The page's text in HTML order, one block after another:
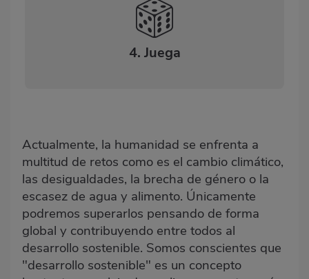
4. Juega
Actualmente, la humanidad se enfrenta a
multitud de retos como es el cambio climático,
las desigualdades, la brecha de género o la
escasez de agua y alimento. Únicamente
podremos superarlos pensando de forma
global y contribuyendo entre todos al
desarrollo sostenible. Somos conscientes que
"desarrollo sostenible" es un concepto